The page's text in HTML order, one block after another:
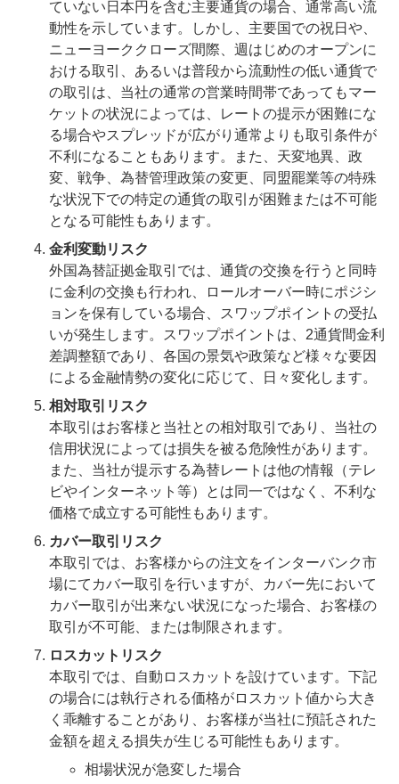
ていない日本円を含む主要通貨の場合、通常高い流
動性を示しています。しかし、主要国での祝日や、
ニューヨーククローズ間際、週はじめのオープンに
おける取引、あるいは普段から流動性の低い通貨で
の取引は、当社の通常の営業時間帯であってもマー
ケットの状況によっては、レートの提示が困難にな
る場合やスプレッドが広がり通常よりも取引条件が
不利になることもあります。また、天変地異、政
変、戦争、為替管理政策の変更、同盟罷業等の特殊
な状況下での特定の通貨の取引が困難または不可能
となる可能性もあります。
金利変動リスク
外国為替証拠金取引では、通貨の交換を行うと同時
に金利の交換も行われ、ロールオーバー時にポジシ
ョンを保有している場合、スワップポイントの受払
いが発生します。スワップポイントは、2通貨間金利
差調整額であり、各国の景気や政策など様々な要因
による金融情勢の変化に応じて、日々変化します。
相対取引リスク
本取引はお客様と当社との相対取引であり、当社の
信用状況によっては損失を被る危険性があります。
また、当社が提示する為替レートは他の情報（テレ
ビやインターネット等）とは同一ではなく、不利な
価格で成立する可能性もあります。
カバー取引リスク
本取引では、お客様からの注文をインターバンク市
場にてカバー取引を行いますが、カバー先において
カバー取引が出来ない状況になった場合、お客様の
取引が不可能、または制限されます。
ロスカットリスク
本取引では、自動ロスカットを設けています。下記
の場合には執行される価格がロスカット値から大き
く乖離することがあり、お客様が当社に預託された
金額を超える損失が生じる可能性もあります。
相場状況が急変した場合